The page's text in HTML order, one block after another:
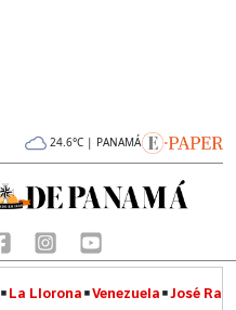
24.6°C | PANAMÁ
La Llorona Venezuela José